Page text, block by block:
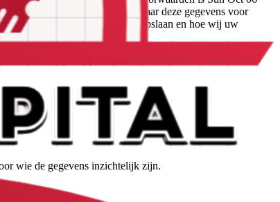
door ons worden verzameld, waar deze gegevens voor
welke wijze wij uw gegevens opslaan en hoe wij uw
van ons privacybeleid.
wie de gegevens inzichtelijk zijn.